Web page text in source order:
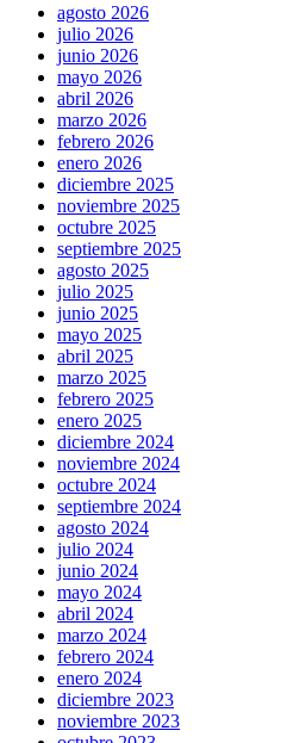
agosto 2026
julio 2026
junio 2026
mayo 2026
abril 2026
marzo 2026
febrero 2026
enero 2026
diciembre 2025
noviembre 2025
octubre 2025
septiembre 2025
agosto 2025
julio 2025
junio 2025
mayo 2025
abril 2025
marzo 2025
febrero 2025
enero 2025
diciembre 2024
noviembre 2024
octubre 2024
septiembre 2024
agosto 2024
julio 2024
junio 2024
mayo 2024
abril 2024
marzo 2024
febrero 2024
enero 2024
diciembre 2023
noviembre 2023